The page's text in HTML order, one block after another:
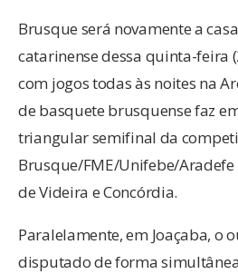
Brusque será novamente a
catarinense dessa quinta-feira
com jogos todas às noites na
de basquete brusquense faz
triangular semifinal da
Brusque/FME/Unifebe/
de Videira e Concórdia.
Paralelamente, em Joaçaba, o
disputado de forma